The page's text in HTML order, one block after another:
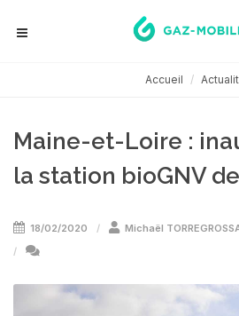
Accueil
Maine-et-Loire :
la station bioGNV
18/02/2020 Michaël